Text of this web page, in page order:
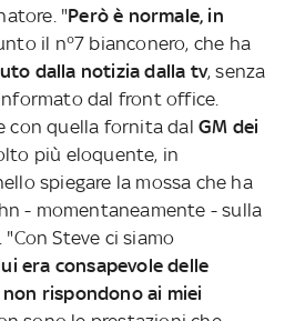
"Però è normale, in
il n°7 bianconero, che ha
dalla notizia dalla tv, senza
dal front office.
con quella fornita dal GM dei
più eloquente, in
spiegare la mossa che ha
- momentaneamente - sulla
Steve ci siamo
era consapevole delle
rispondono ai miei